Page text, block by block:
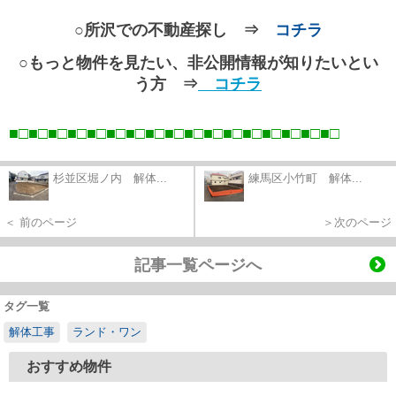
○所沢での不動産探し ⇒
コチラ
○もっと物件を見たい、非公開情報が知りたいとい
う方 ⇒
コチラ
■□■□■□■□■□■□■□■□■□■□■□■□■□■□■□■□■□
杉並区堀ノ内 解体...
＜ 前のページ
練馬区小竹町 解体...
＞次のページ
記事一覧ページへ
タグ一覧
解体工事
ランド・ワン
おすすめ物件